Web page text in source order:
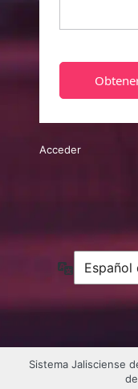
Acceder
Idioma
Sistema Jalisciense